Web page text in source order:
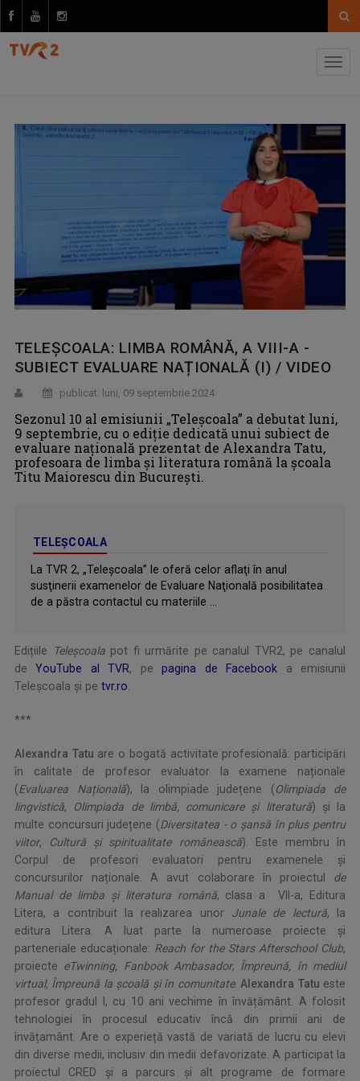
TELEȘCOALA: LIMBA ROMÂNĂ, A VIII-A -
SUBIECT EVALUARE NAȚIONALĂ (I) / VIDEO
publicat: luni, 09 septembrie 2024
Sezonul 10 al emisiunii „Teleșcoala” a debutat luni,
9 septembrie, cu o ediție dedicată unui subiect de
evaluare națională prezentat de Alexandra Tatu,
profesoara de limba și literatura română la școala
Titu Maiorescu din București.
TELEȘCOALA
La TVR 2, „Teleşcoala” le oferă celor aflaţi în anul
susţinerii examenelor de Evaluare Naţională posibilitatea
de a păstra contactul cu materiile ...
Edițiile Teleșcoalapot fi urmărite pe canalul TVR2, pe canalul
deYouTube al TVR, pepagina de Facebook a emisiunii
Teleșcoala şi pe tvr.ro.
***
Alexandra Tatu are o bogată activitate profesională: participări
în calitate de profesor evaluator la examene naționale
(Evaluarea Națională), la olimpiade județene (Olimpiada de
lingvistică, Olimpiada de limbă, comunicare și literatură) și la
multe concursuri județene (Diversitatea - o șansă în plus pentru
viitor, Cultură și spiritualitate românească). Este membru în
Corpul de profesori evaluatori pentru examenele și
concursurilor naționale. A avut colaborare în proiectul de
Manual de limba și literatura română, clasa a VII-a, Editura
Litera, a contribuit la realizarea unor Junale de lectură, la
editura Litera. A luat parte la numeroase proiecte și
parteneriale educaționale: Reach for the Stars Afterschool Club,
proiecte eTwinning, Fanbook Ambasador, Împreună, în mediul
virtual, Împreună la școală și în comunitate.Alexandra Tatu este
profesor gradul I, cu 10 ani vechime în învățământ. A folosit
tehnologiei în procesul educativ încă din primii ani de
învățamânt. Are o experieță vastă de variată de lucru cu elevi
din diverse medii, inclusiv din medii defavorizate. A participat la
proiectul CRED și a parcurs și alt programe de formare